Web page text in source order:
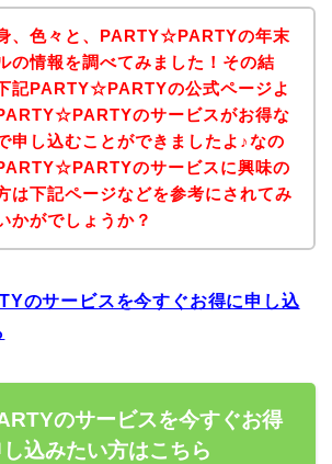
、色々と、PARTY☆PARTYの年末
の情報を調べてみました！その結
記PARTY☆PARTYの公式ページよ
のサービスがお得な
申し込むことができましたよ♪なの
のサービスに興味の
は下記ページなどを参考にされてみ
かがでしょうか？
のサービスを今すぐお得に申し込
のサービスを今すぐお得
し込みたい方はこちら